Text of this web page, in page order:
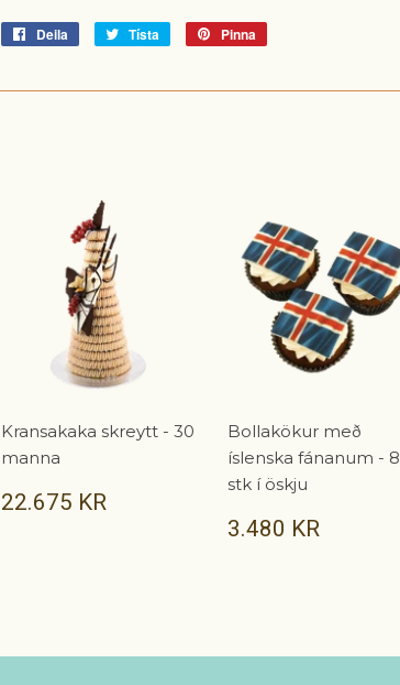
Deila
Deila
Tísta
Tísta
Pinna
Kransakaka skreytt - 30
manna
VERÐ
22.675 KR
Bollakökur með
íslenska fánanum - 8
stk í öskju
VERÐ
3.480 KR